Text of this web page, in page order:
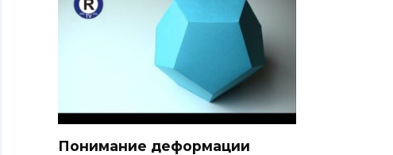
Понимание деформации